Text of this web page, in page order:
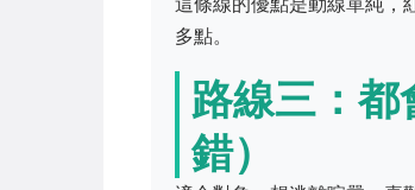
這條線的優點是動線單純，
多點。
路線三：
錯）